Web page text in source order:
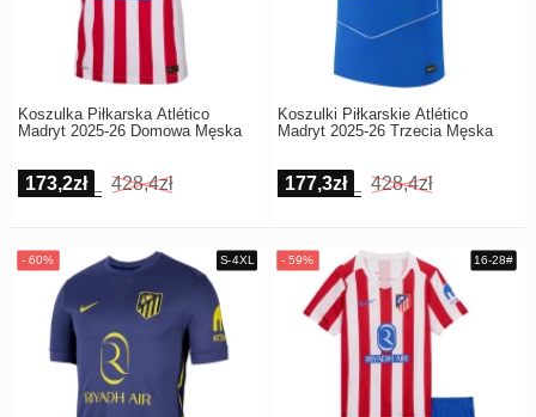
Koszulka Piłkarska Atlético
Madryt 2025-26 Domowa Męska
173,2zł 428,4zł
Koszulki Piłkarskie Atlético
Madryt 2025-26 Trzecia Męska
177,3zł 428,4zł